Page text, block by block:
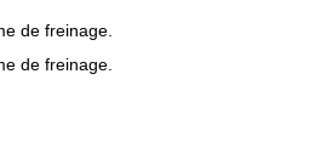
de freinage.
de freinage.